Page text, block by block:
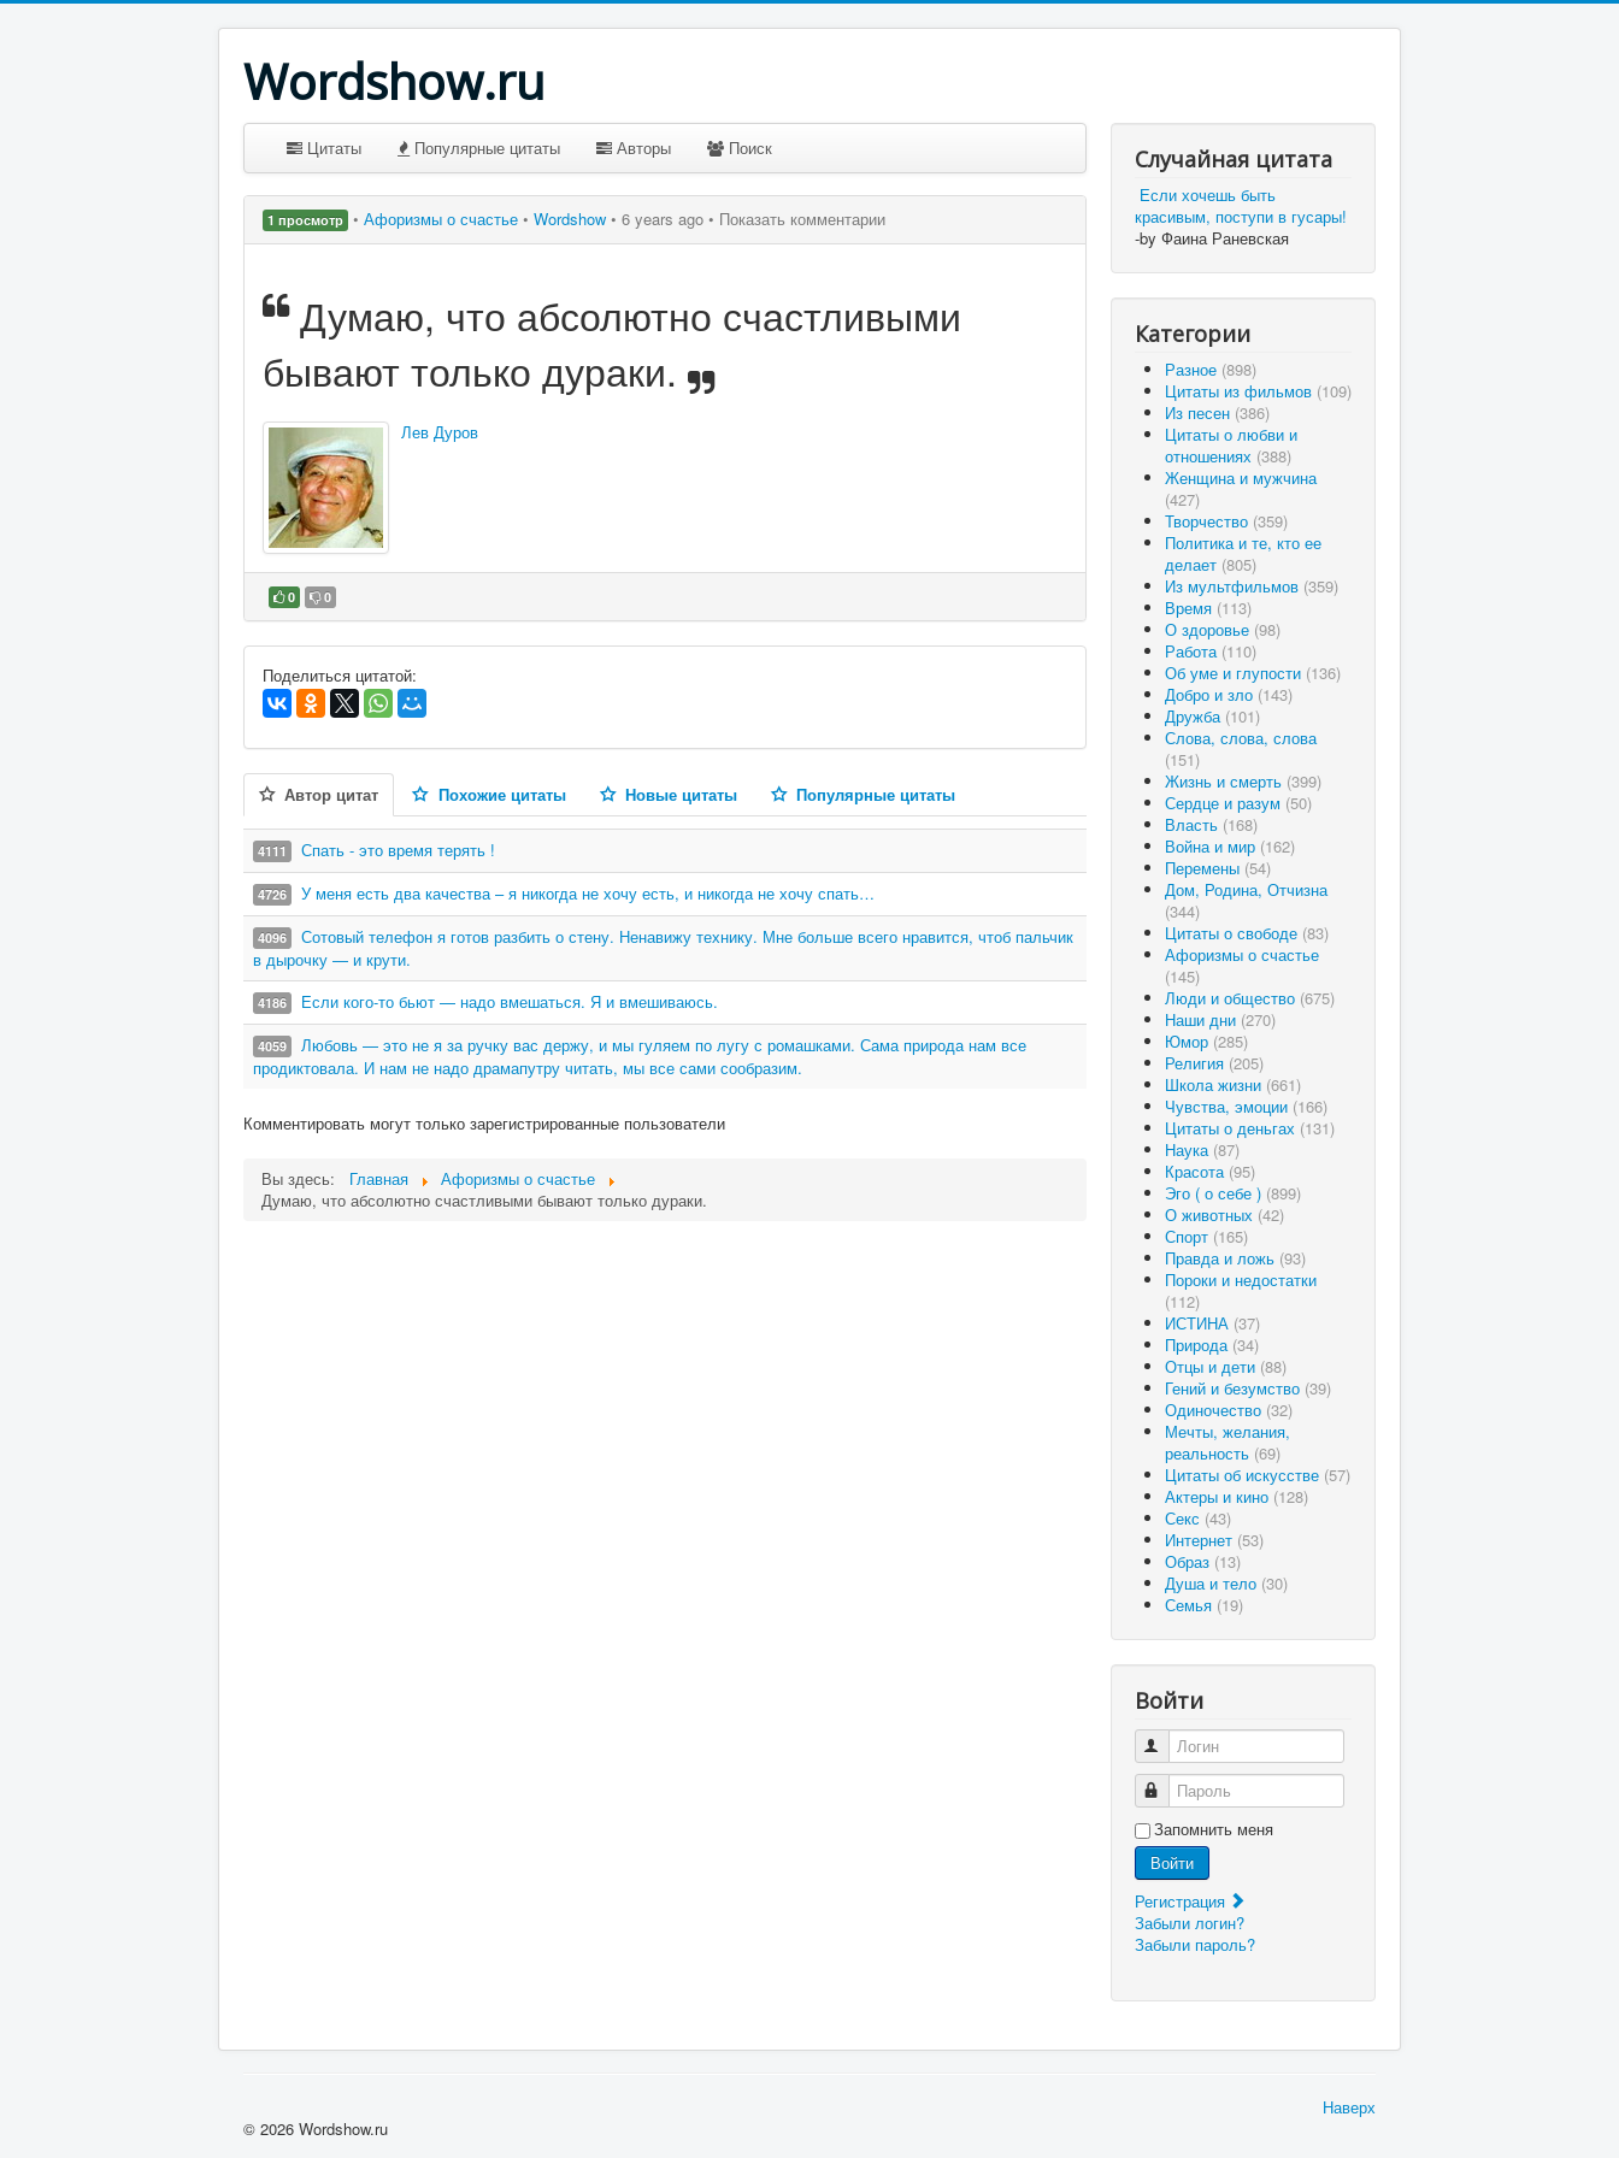
Wordshow.ru
Цитаты Популярные цитаты Авторы Поиск
1 просмотр • Афоризмы о счастье • Wordshow • 6 years ago • Показать комментарии
Думаю, что абсолютно счастливыми
бывают только дураки.
Лев Дуров
0 0
В избранное
Поделиться цитатой:
Автор цитат Похожие цитаты Новые цитаты Популярные цитаты
4111 Спать - это время терять !
4726 У меня есть два качества – я никогда не хочу есть, и никогда не хочу спать…
4096
Сотовый телефон я готов разбить о стену. Ненавижу технику. Мне больше всего нравится, чтоб пальчик
в дырочку — и крути.
4186 Если кого-то бьют — надо вмешаться. Я и вмешиваюсь.
4059
Любовь — это не я за ручку вас держу, и мы гуляем по лугу с ромашками. Сама природа нам все
продиктовала. И нам не надо драмапутру читать, мы все сами сообразим.
Комментировать могут только зарегистрированные пользователи
Вы здесь: Главная
Афоризмы о счастье
Думаю, что абсолютно счастливыми бывают только дураки.
Случайная цитата
Если хочешь быть
красивым, поступи в гусары!
-by Фаина Раневская
Категории
Разное (898)
Цитаты из фильмов (109)
Из песен (386)
Цитаты о любви и
отношениях (388)
Женщина и мужчина
(427)
Творчество (359)
Политика и те, кто ее
делает (805)
Из мультфильмов (359)
Время (113)
О здоровье (98)
Работа (110)
Об уме и глупости (136)
Добро и зло (143)
Дружба (101)
Слова, слова, слова
(151)
Жизнь и смерть (399)
Сердце и разум (50)
Власть (168)
Война и мир (162)
Перемены (54)
Дом, Родина, Отчизна
(344)
Цитаты о свободе (83)
Афоризмы о счастье
(145)
Люди и общество (675)
Наши дни (270)
Юмор (285)
Религия (205)
Школа жизни (661)
Чувства, эмоции (166)
Цитаты о деньгах (131)
Наука (87)
Красота (95)
Эго ( о себе ) (899)
О животных (42)
Спорт (165)
Правда и ложь (93)
Пороки и недостатки
(112)
ИСТИНА (37)
Природа (34)
Отцы и дети (88)
Гений и безумство (39)
Одиночество (32)
Мечты, желания,
реальность (69)
Цитаты об искусстве (57)
Актеры и кино (128)
Секс (43)
Интернет (53)
Образ (13)
Душа и тело (30)
Семья (19)
Войти
Логин
Пароль
Запомнить меня
Войти
Регистрация
Забыли логин?
Забыли пароль?
Наверх
© 2026 Wordshow.ru